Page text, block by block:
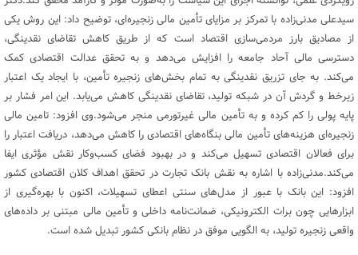
سیدعلی مدنی‌زاده با تمرکز بر مزایای تأمین مالی زنجیره‌ای، توضیح داد: این روش یکی
از مصادیق بارز مردمی‌سازی اقتصاد است که از طریق کاهش تقاضای نقدینگی،
دسترسی مالی آحاد جامعه را افزایش می‌دهد و به تحقق عدالت اقتصادی کمک
می‌کند. به جای تزریق نقدینگی به تمام بخش‌های زنجیره تأمین، با ایجاد یک اعتبار
زیرخط و گردش آن در شبکه تولید، تقاضای نقدینگی کاهش می‌یابد. این امر فشار بر
پایه پولی را کم کرده و به تأمین مالی غیرتورمی منجر می‌شود.وی افزود: تامین مالی
زنجیره‌ای هزینه‌های تأمین مالی بنگاه‌های اقتصادی را کاهش می‌دهد، دریافت اعتبار را
برای فعالان اقتصادی تسهیل می‌کند و در بهبود فضای کسب‌وکار نقش مؤثری ایفا
می‌کند.مدنی‌زاده با اشاره به نقش بانک تجارت در تحقق اهداف کلان اقتصادی کشور
افزود: این بانک با عبور از مدل‌های سنتی اعطای تسهیلات، اکنون با بهره‌گیری از
ابزارهایی چون برات الکترونیکی، ضمانت‌نامه داخلی و تأمین مالی مبتنی بر داده‌های
واقعی زنجیره تولید، به الگویی موفق در نظام بانکی کشور تبدیل شده است.